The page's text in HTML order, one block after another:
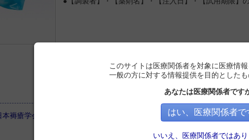
褥瘡学会学術集会
このサイトは医療関係者を対象に医療情報
一般の方に対する情報提供を目的としたも
あなたは医療関係者です
はい、医療関係者で
いいえ、医療関係者ではあ